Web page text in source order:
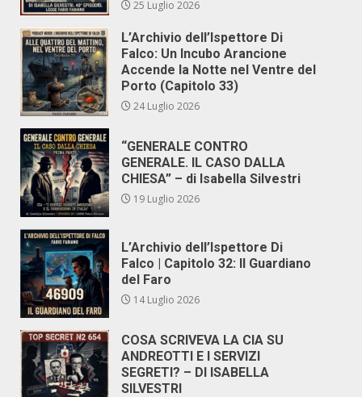
25 Luglio 2026
L’Archivio dell’Ispettore Di
Falco: Un Incubo Arancione
Accende la Notte nel Ventre del
Porto (Capitolo 33)
24 Luglio 2026
“GENERALE CONTRO
GENERALE. IL CASO DALLA
CHIESA” – di Isabella Silvestri
19 Luglio 2026
L’Archivio dell’Ispettore Di
Falco | Capitolo 32: Il Guardiano
del Faro
14 Luglio 2026
COSA SCRIVEVA LA CIA SU
ANDREOTTI E I SERVIZI
SEGRETI? – DI ISABELLA
SILVESTRI